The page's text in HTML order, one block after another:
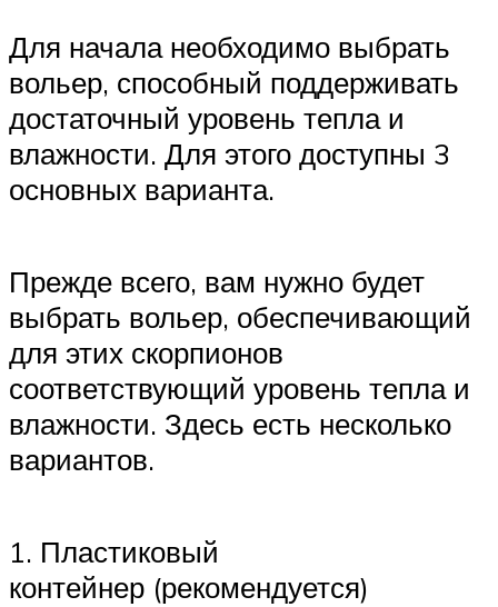
Для начала необходимо выбрать
вольер, способный поддерживать
достаточный уровень тепла и
влажности. Для этого доступны 3
основных варианта.
Прежде всего, вам нужно будет
выбрать вольер, обеспечивающий
для этих скорпионов
соответствующий уровень тепла и
влажности. Здесь есть несколько
вариантов.
1. Пластиковый
контейнер (рекомендуется)